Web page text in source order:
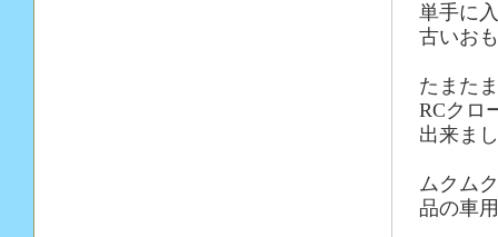
単手に
古いお
たまた
RCクロ
出来ま
ムクム
品の車